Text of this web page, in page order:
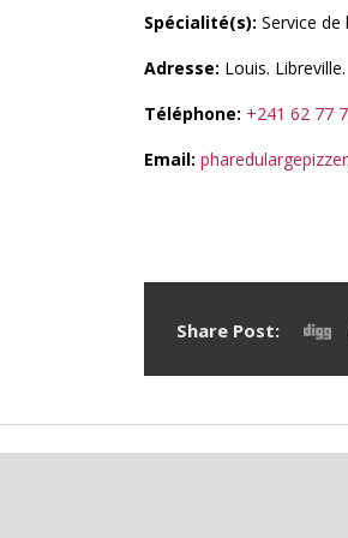
Spécialité(s): Service
Adresse: Louis. Libreville.
Téléphone: +241 62 77
Email:
Share Post: